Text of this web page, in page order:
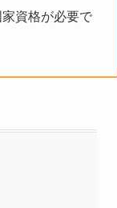
資格が必要で